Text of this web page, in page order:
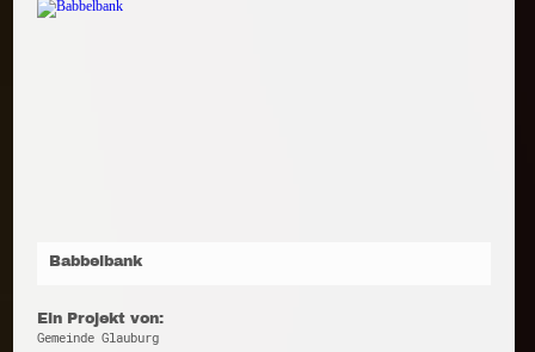
Babbelbank
Ein Projekt von:
Gemeinde Glauburg